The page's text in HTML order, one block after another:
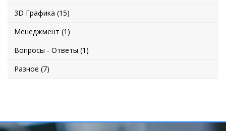
3D Графика (15)
Менеджмент (1)
Вопросы - Ответы (1)
Разное (7)